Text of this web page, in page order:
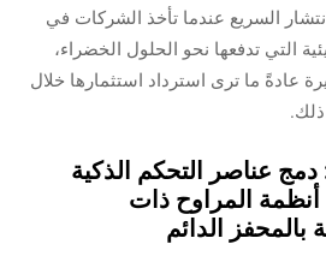
السريع عندما تأخذ الشركات في
التي تدفعها نحو الحلول الخضراء،
عادةً ما ترى استرداد استثمارها خلال
دمج عناصر التحكم الذكية
أنظمة المراوح ذات
بالمحفز الدائم